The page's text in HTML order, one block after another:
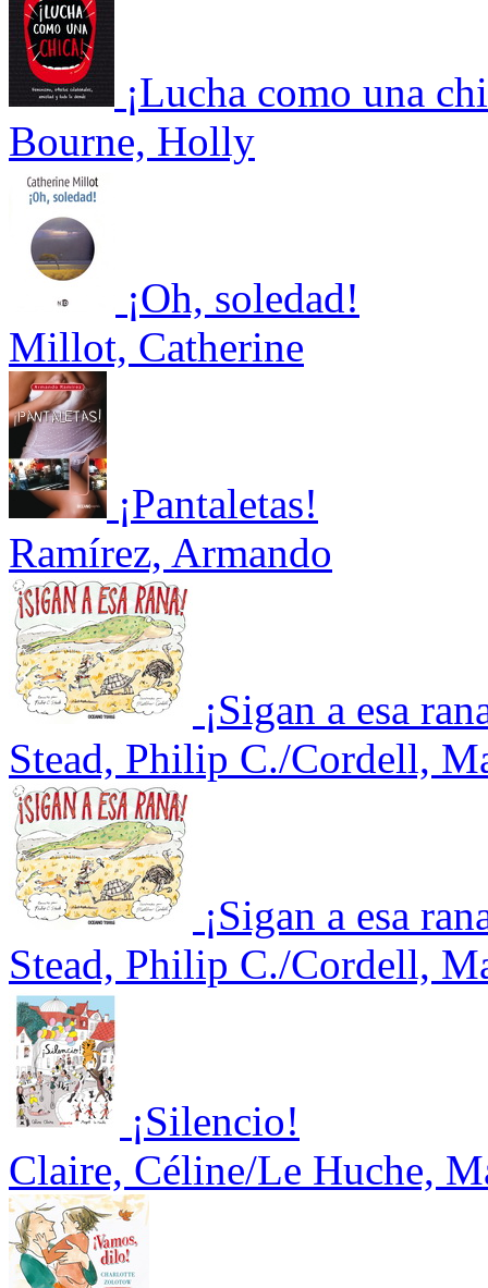
¡Lucha como una
Bourne, Holly
¡Oh, soledad!
Millot, Catherine
¡Pantaletas!
Ramírez, Armando
¡Sigan a esa
Stead, Philip C./Cordell,
¡Sigan a esa
Stead, Philip C./Cordell,
¡Silencio!
Claire, Céline/Le Huche,